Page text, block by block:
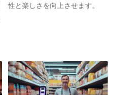
性と楽しさを向上させます。